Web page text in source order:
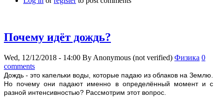
Почему идёт дождь?
Wed, 12/12/2018 - 14:00 By Anonymous (not verified) Физика 0
comments
Дождь - это капельки воды, которые падаю из облаков на Землю.
Но почему они падают именно в определённый момент и с
разной интенсивностью? Рассмотрим этот вопрос.